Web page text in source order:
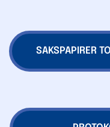
SAKSPAPIRER